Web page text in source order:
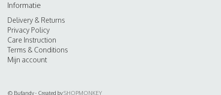
Informatie
Delivery & Returns
Privacy Policy
Care Instruction
Terms & Conditions
Mijn account
© Bufandy - Created bySHOPMONKEY